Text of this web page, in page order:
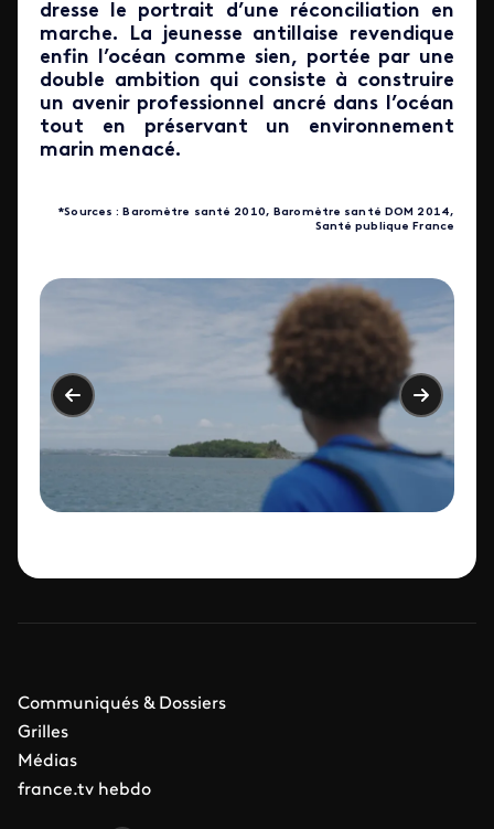
dresse le portrait d’une réconciliation en
marche. La jeunesse antillaise revendique
enfin l’océan comme sien, portée par une
double ambition qui consiste à construire
un avenir professionnel ancré dans l’océan
tout en préservant un environnement
marin menacé.
*Sources : Baromètre santé 2010, Baromètre santé DOM 2014,
Santé publique France
Communiqués & Dossiers
Grilles
Médias
france.tv hebdo